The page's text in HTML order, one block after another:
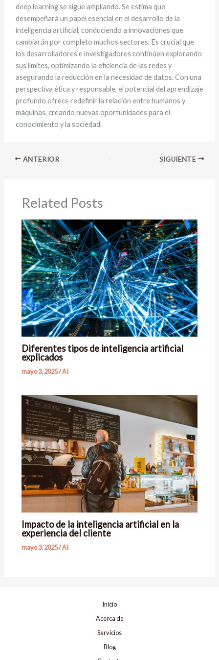
deep learning se sigue ampliando. Se estima que
desempeñará un papel esencial en el desarrollo de la
inteligencia artificial, conduciendo a innovaciones que
cambiarán por completo muchos sectores. Es crucial que
los desarrolladores e investigadores continúen explorando
sus límites, optimizando la eficiencia de las redes y
asegurando la reducción en la necesidad de datos. Con una
perspectiva ética y responsable, el potencial del aprendizaje
profundo ofrece redefinir la relación entre humanos y
máquinas, creando nuevas oportunidades para el
conocimiento y la sociedad.
ANTERIOR SIGUIENTE
Related Posts
Diferentes tipos de inteligencia artificial
explicados
mayo 3, 2025/AI
Impacto de la inteligencia artificial en la
experiencia del cliente
mayo 3, 2025/AI
Inicio
Acerca de
Servicios
Blog